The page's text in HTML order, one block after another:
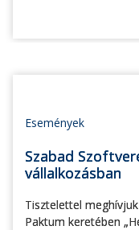
Események
Szabad
vállalkozásban
Tisztelettel
Paktum keretében